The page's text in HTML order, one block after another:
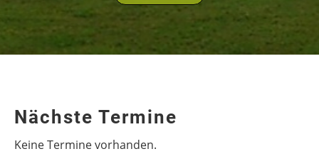
Nächste Termine
Keine Termine vorhanden.